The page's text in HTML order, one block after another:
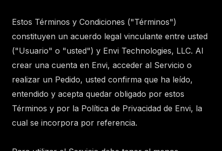
Estos Términos y Condiciones ("Términos")
constituyen un acuerdo legal vinculante entre usted
("Usuario" o "usted") y Envi Technologies, LLC. Al
crear una cuenta en Envi, acceder al Servicio o
realizar un Pedido, usted confirma que ha leído,
entendido y acepta quedar obligado por estos
Términos y por la Política de Privacidad de Envi, la
cual se incorpora por referencia.